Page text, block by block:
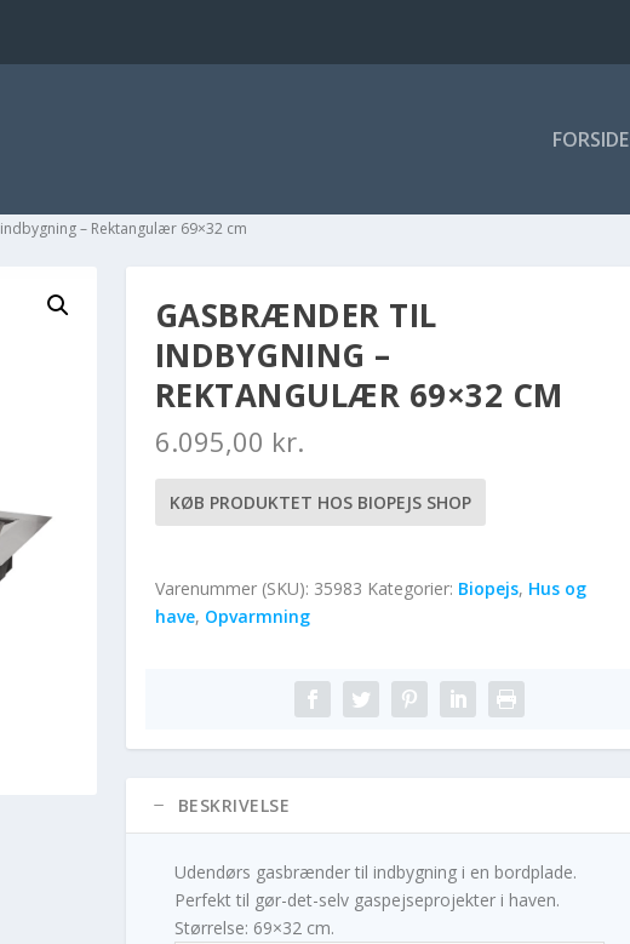
FORSIDE
– Rektangulær 69×32 cm
GASBRÆNDER TIL
INDBYGNING –
REKTANGULÆR 69×32 CM
6.095,00 kr.
KØB PRODUKTET HOS BIOPEJS SHOP
Varenummer (SKU): 35983 Kategorier: Biopejs, Hus og
have, Opvarmning
BESKRIVELSE
Udendørs gasbrænder til indbygning i en bordplade.
Perfekt til gør-det-selv gaspejseprojekter i haven.
Størrelse: 69×32 cm.